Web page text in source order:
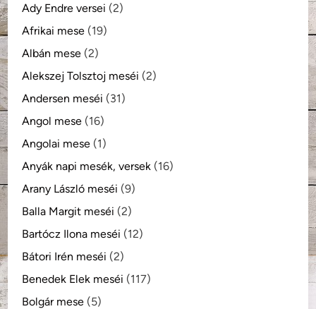
Ady Endre versei (2)
Afrikai mese (19)
Albán mese (2)
Alekszej Tolsztoj meséi (2)
Andersen meséi (31)
Angol mese (16)
Angolai mese (1)
Anyák napi mesék, versek (16)
Arany László meséi (9)
Balla Margit meséi (2)
Bartócz Ilona meséi (12)
Bátori Irén meséi (2)
Benedek Elek meséi (117)
Bolgár mese (5)